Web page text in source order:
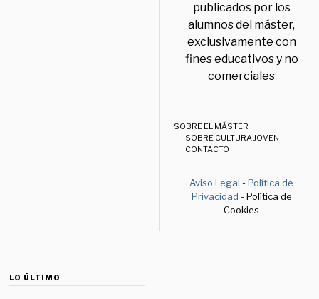
publicados por los
alumnos del máster,
exclusivamente con
fines educativos y no
comerciales
SOBRE EL MÁSTER
SOBRE CULTURA JOVEN
CONTACTO
Aviso Legal -Política de
Privacidad - Política de
Cookies
LO ÚLTIMO